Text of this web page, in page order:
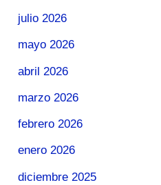
julio 2026
mayo 2026
abril 2026
marzo 2026
febrero 2026
enero 2026
diciembre 2025